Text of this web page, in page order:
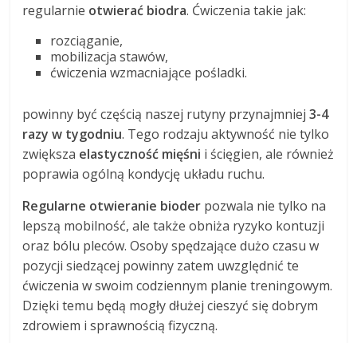
regularnie otwierać biodra. Ćwiczenia takie jak:
rozciąganie,
mobilizacja stawów,
ćwiczenia wzmacniające pośladki.
powinny być częścią naszej rutyny przynajmniej3-4
razy w tygodniu. Tego rodzaju aktywność nie tylko
zwiększa elastyczność mięśni i ścięgien, ale również
poprawia ogólną kondycję układu ruchu.
Regularne otwieranie bioder pozwala nie tylko na
lepszą mobilność, ale także obniża ryzyko kontuzji
oraz bólu pleców. Osoby spędzające dużo czasu w
pozycji siedzącej powinny zatem uwzględnić te
ćwiczenia w swoim codziennym planie treningowym.
Dzięki temu będą mogły dłużej cieszyć się dobrym
zdrowiem i sprawnością fizyczną.